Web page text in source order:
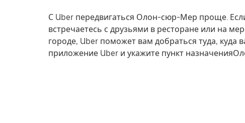
С Uber передвигаться Олон-сюр-Мер проще.
встречаетесь с друзьями в ресторане или на
городе, Uber поможет вам добраться туда, куда
приложение Uber и укажите пункт